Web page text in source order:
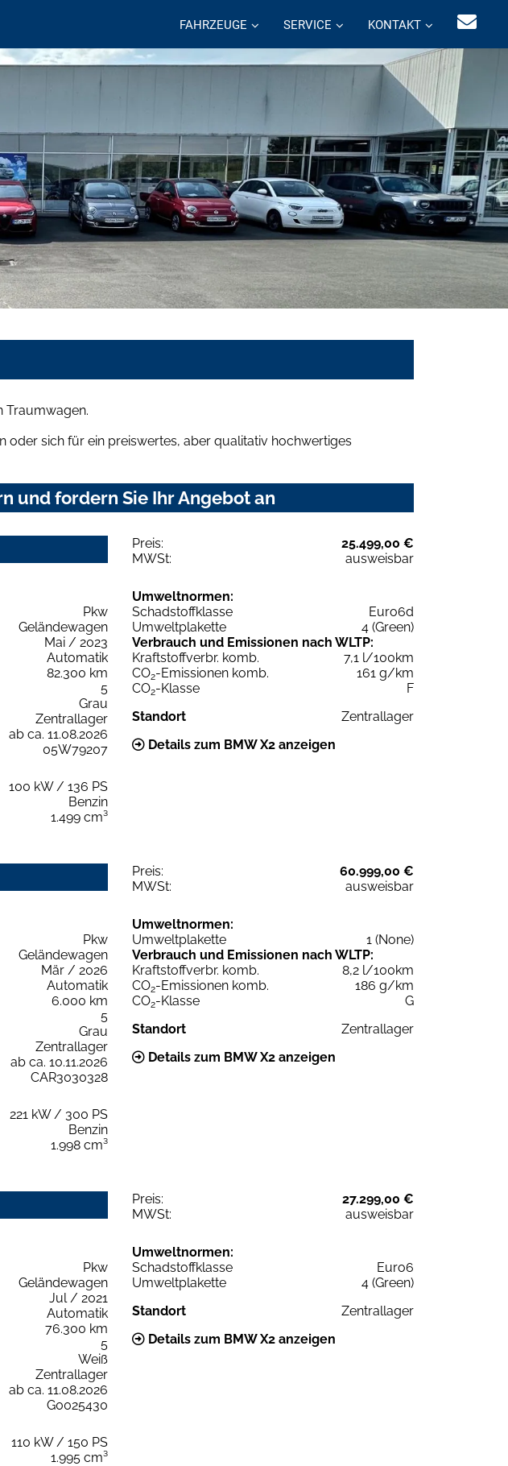
FAHRZEUGE SERVICE KONTAKT
Traumwagen.
oder sich für ein preiswertes, aber qualitativ hochwertiges
und fordern Sie Ihr Angebot an
Preis:
25.499,00 €
MWSt:
ausweisbar
Pkw
Geländewagen
Mai / 2023
Automatik
82.300 km
5
Grau
Zentrallager
ab ca. 11.08.2026
05W79207
100 kW / 136 PS
Benzin
1.499 cm³
Umweltnormen:
Schadstoffklasse
Euro6d
Umweltplakette
4 (Green)
Verbrauch und Emissionen nach WLTP:
Kraftstoffverbr. komb.
7,1 l/100km
CO2-Emissionen komb.
161 g/km
CO2-Klasse
F
Standort
Zentrallager
Details zum BMW X2 anzeigen
Preis:
60.999,00 €
MWSt:
ausweisbar
Pkw
Geländewagen
Mär / 2026
Automatik
6.000 km
5
Grau
Zentrallager
ab ca. 10.11.2026
CAR3030328
221 kW / 300 PS
Benzin
1.998 cm³
Umweltnormen:
Umweltplakette
1 (None)
Verbrauch und Emissionen nach WLTP:
Kraftstoffverbr. komb.
8,2 l/100km
CO2-Emissionen komb.
186 g/km
CO2-Klasse
G
Standort
Zentrallager
Details zum BMW X2 anzeigen
Preis:
27.299,00 €
MWSt:
ausweisbar
Pkw
Geländewagen
Jul / 2021
Automatik
76.300 km
5
Weiß
Zentrallager
ab ca. 11.08.2026
G0025430
110 kW / 150 PS
1.995 cm³
Umweltnormen:
Schadstoffklasse
Euro6
Umweltplakette
4 (Green)
Standort
Zentrallager
Details zum BMW X2 anzeigen